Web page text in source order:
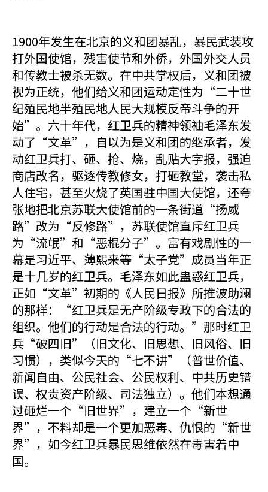
1900年发生在北京的义和团暴乱，暴民武装攻
打外国使馆，残害使节和外侨，外国外交人员
和传教士被杀无数。在中共掌权后，义和团被
视为正统，他们给义和团运动定性为“二十世
纪殖民地半殖民地人民大规模反帝斗争的开
始”。六十年代，红卫兵的精神领袖毛泽东发
动了“文革”，自以为是义和团的继承者，发
动红卫兵打、砸、抢、烧，乱贴大字报，强迫
商店改名，驱逐传教修女，打砸教堂，袭击私
人住宅，甚至火烧了英国驻中国大使馆，还夸
张地把北京苏联大使馆前的一条街道“扬威
路”改为“反修路”，苏联使馆直斥红卫兵
为“流氓”和“恶棍分子”。富有戏剧性的一
幕是习近平、薄熙来等“太子党”成员当年正
是十几岁的红卫兵。毛泽东如此蛊惑红卫兵，
正如“文革”初期的《人民日报》所推波助澜
的那样：“红卫兵是无产阶级专政下的合法的
组织。他们的行动是合法的行动。”那时红卫
兵“破四旧”（旧文化、旧思想、旧风俗、旧
习惯），类似今天的“七不讲”（普世价值、
新闻自由、公民社会、公民权利、中共历史错
误、权贵资产阶级、司法独立）。他们本想通
过砸烂一个“旧世界”，建立一个“新世
界”，不料却是一个更加恶毒、仇恨的“新世
界”，如今红卫兵暴民思维依然在毒害着中
国。